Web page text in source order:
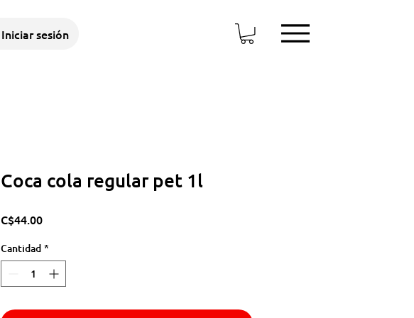
Iniciar sesión
Coca cola regular pet 1l
C$44.00Precio
Cantidad *